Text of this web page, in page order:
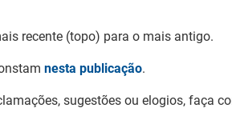
recente (topo) para o mais antigo.
nesta publicação.
sugestões ou elogios, faça